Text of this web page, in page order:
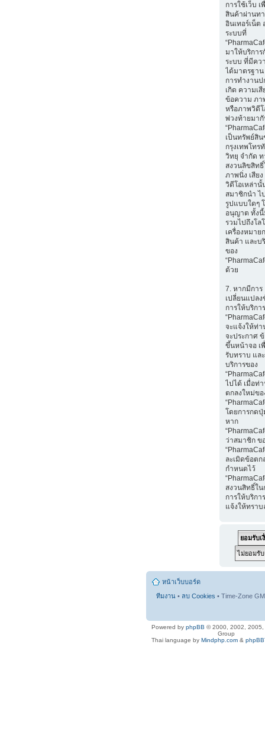
การใช้เว็บ เ
สินค้าผ่านท
อินเทอร์เน็ต
ระบบที่
มาให้บริกา
ระบบ ที่มีคว
ได้มาตรฐา
การทำงานป
เกิด ความเ
ข้อความ ภา
หรือภาพวิดีโ
พ่วงท้ายมา
เป็นทรัพย์สิ
กรุงเทพโทร
วิทยุ จำกัด ท
สงวนลิขสิท
ภาพนิ่ง เสีย
วิดีโอเหล่า
สมาชิกนำ ไ
รูปแบบใดๆ
อนุญาต ทั้ง
รวมไปถึงโล
เครื่องหมาย
สินค้า และบ
ของ
ด้วย
7. หากมีการ
เปลี่ยนแปล
การให้บริการ
จะแจ้งให้ท่
จะประกาศ
ขึ้นหน้าจอ เ
รับทราบ แล
บริการของ
ไปได้ เมื่อท่
ตกลงใหม่ขอ
โดยการกดปุ่
หาก
ว่าสมาชิก ข
ละเมิดข้อตก
กำหนดไว้
สงวนสิทธิ์ใน
การให้บริกา
แจ้งให้ทรา
หน้าเว็บบอร์ด
ทีมงาน • ลบ Cookies • Time-Zone
Powered by phpBB © 2000, 2002,
Group
Thai language by Mindphp.com&